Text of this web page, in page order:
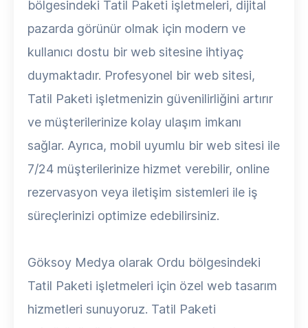
bölgesindeki Tatil Paketi işletmeleri, dijital
pazarda görünür olmak için modern ve
kullanıcı dostu bir web sitesine ihtiyaç
duymaktadır. Profesyonel bir web sitesi,
Tatil Paketi işletmenizin güvenilirliğini artırır
ve müşterilerinize kolay ulaşım imkanı
sağlar. Ayrıca, mobil uyumlu bir web sitesi ile
7/24 müşterilerinize hizmet verebilir, online
rezervasyon veya iletişim sistemleri ile iş
süreçlerinizi optimize edebilirsiniz.
Göksoy Medya olarak Ordu bölgesindeki
Tatil Paketi işletmeleri için özel web tasarım
hizmetleri sunuyoruz. Tatil Paketi